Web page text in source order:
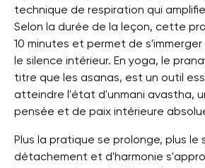
technique de respiration qui
Selon la durée de la leçon, cette
10 minutes et permet de
le silence intérieur. En yoga, le
titre que les asanas, est un outil
atteindre l'état d'unmani avastha,
pensée et de paix intérieure
Plus la pratique se prolonge, plus le
détachement et d'harmonie